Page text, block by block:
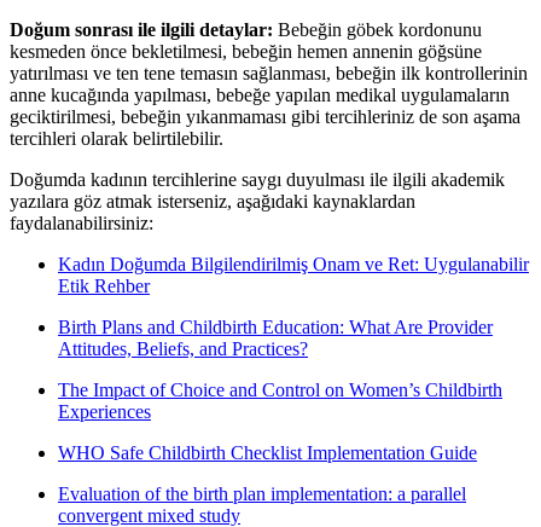
Doğum sonrası ile ilgili detaylar: Bebeğin göbek kordonunu
kesmeden önce bekletilmesi, bebeğin hemen annenin göğsüne
yatırılması ve ten tene temasın sağlanması, bebeğin ilk kontrollerinin
anne kucağında yapılması, bebeğe yapılan medikal uygulamaların
geciktirilmesi, bebeğin yıkanmaması gibi tercihleriniz de son aşama
tercihleri olarak belirtilebilir.
Doğumda kadının tercihlerine saygı duyulması ile ilgili akademik
yazılara göz atmak isterseniz, aşağıdaki kaynaklardan
faydalanabilirsiniz:
Kadın Doğumda Bilgilendirilmiş Onam ve Ret: Uygulanabilir
Etik Rehber
Birth Plans and Childbirth Education: What Are Provider
Attitudes, Beliefs, and Practices?
The Impact of Choice and Control on Women’s Childbirth
Experiences
WHO Safe Childbirth Checklist Implementation Guide
Evaluation of the birth plan implementation: a parallel
convergent mixed study